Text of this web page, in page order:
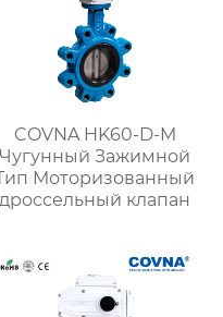
COVNA HK60-D-M
Чугунный Зажимной
Моторизованный
дроссельный клапан